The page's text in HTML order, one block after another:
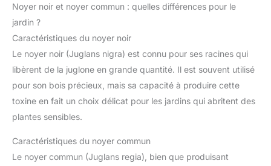
Noyer noir et noyer commun : quelles différences pour le
jardin ?
Caractéristiques du noyer noir
Le noyer noir (Juglans nigra) est connu pour ses racines qui
libèrent de la juglone en grande quantité. Il est souvent utilisé
pour son bois précieux, mais sa capacité à produire cette
toxine en fait un choix délicat pour les jardins qui abritent des
plantes sensibles.
Caractéristiques du noyer commun
Le noyer commun (Juglans regia), bien que produisant